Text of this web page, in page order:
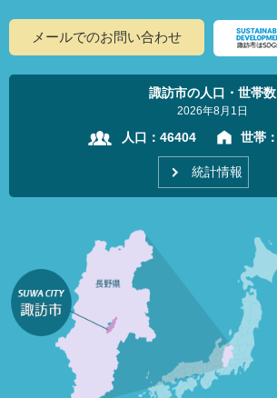
メールでのお問い合わせ
諏訪市の人口・世帯数
2026年8月1日
人口： 46404 世帯：
統計情報